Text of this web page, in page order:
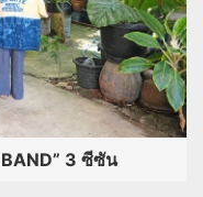
BAND” 3 ซีซัน